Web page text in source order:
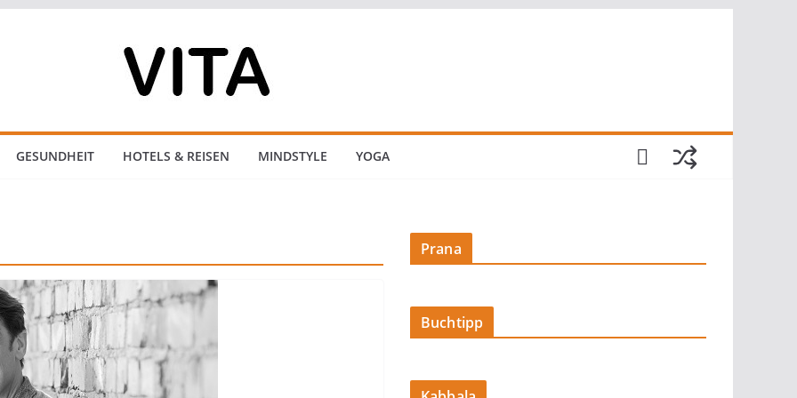
GESUNDHEIT HOTELS & REISEN MINDSTYLE YOGA
Prana
Buchtipp